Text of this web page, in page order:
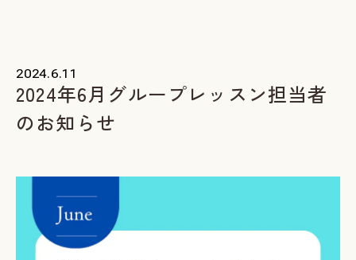
スミカについて
2024.6.11
2024年6月グループレッスン担当者
のお知らせ